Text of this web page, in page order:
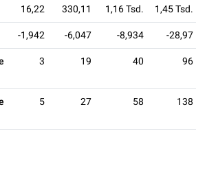
16,22 330,11 1,16 Tsd. 1,45 Tsd.
-1,942 -6,047 -8,934 -28,97
3 19 40 96
5 27 58 138